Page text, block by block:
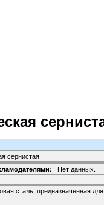
сернистая
Нет данных.
сталь, предназначенная